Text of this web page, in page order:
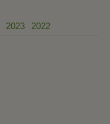
2023 2022